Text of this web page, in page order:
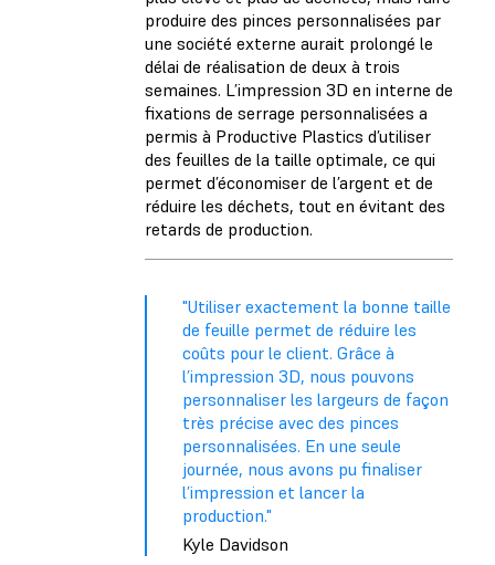
produire des pinces personnalisées par
une société externe aurait prolongé le
délai de réalisation de deux à trois
semaines. L’impression 3D en interne de
fixations de serrage personnalisées a
permis à Productive Plastics d’utiliser
des feuilles de la taille optimale, ce qui
permet d’économiser de l’argent et de
réduire les déchets, tout en évitant des
retards de production.
"Utiliser exactement la bonne taille
de feuille permet de réduire les
coûts pour le client. Grâce à
l’impression 3D, nous pouvons
personnaliser les largeurs de façon
très précise avec des pinces
personnalisées. En une seule
journée, nous avons pu finaliser
l’impression et lancer la
production."
Kyle Davidson